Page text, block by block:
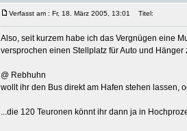
Verfasst am : Fr, 18. März 2005, 13:01 Titel:
Also, seit kurzem habe ich das Vergnügen eine
versprochen einen Stellplatz für Auto und
@ Rebhuhn
wollt ihr den Bus direkt am Hafen stehen lassen,
...die 120 Teuronen könnt ihr dann ja in